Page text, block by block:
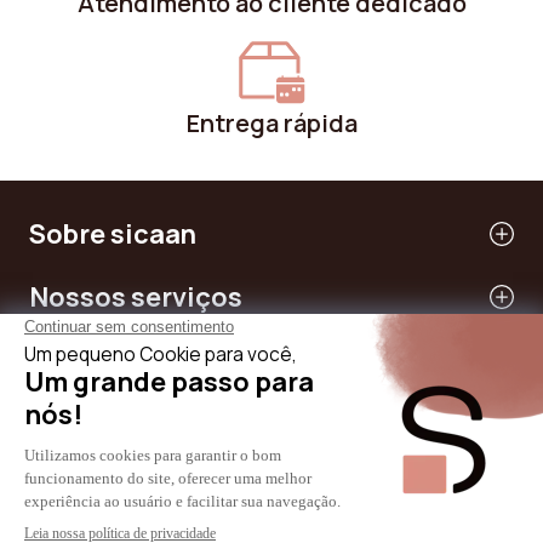
Entrega rápida
Sobre sicaan
Nossos serviços
Precisar de ajuda
Internacional